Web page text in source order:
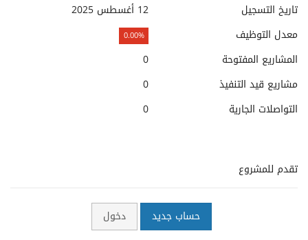
تاريخ التسجيل
12 أغسطس 2025
معدل التوظيف
0.00%
المشاريع المفتوحة
0
مشاريع قيد التنفيذ
0
التواصلات الجارية
0
تقدم للمشروع
حساب جديد دخول